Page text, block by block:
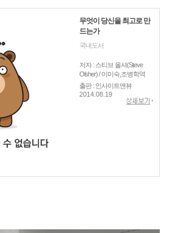
무엇이 당신을 최고로 만
드는가
국내도서
저자 : 스티브 올셔(Steve
Olsher) / 이미숙,조병학역
출판 : 인사이트앤뷰
2014.08.19